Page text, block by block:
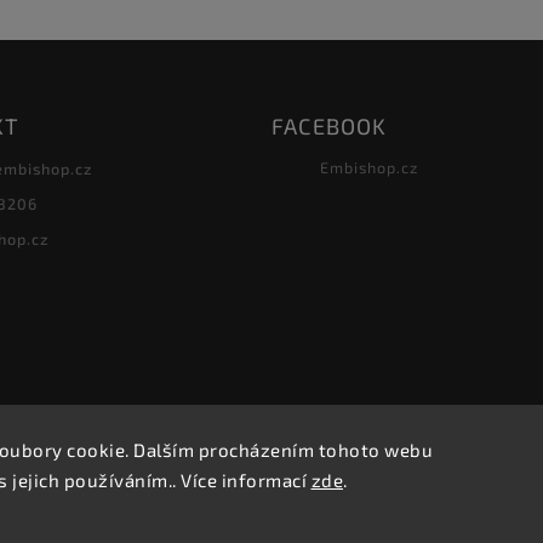
cookie. Dalším procházením tohoto webu
jejich používáním.. Více informací zde.
FACEBOOK
Embishop.cz
Copyright 2026Embishop.cz. Všechna práva vyhrazena.
VytvořilShoptet | DesignShoptak.cz.